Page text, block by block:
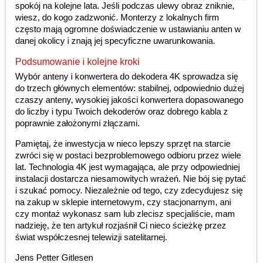
spokój na kolejne lata. Jeśli podczas ulewy obraz zniknie,
wiesz, do kogo zadzwonić. Monterzy z lokalnych firm
często mają ogromne doświadczenie w ustawianiu anten w
danej okolicy i znają jej specyficzne uwarunkowania.
Podsumowanie i kolejne kroki
Wybór anteny i konwertera do dekodera 4K sprowadza się
do trzech głównych elementów: stabilnej, odpowiednio dużej
czaszy anteny, wysokiej jakości konwertera dopasowanego
do liczby i typu Twoich dekoderów oraz dobrego kabla z
poprawnie założonymi złączami.
Pamiętaj, że inwestycja w nieco lepszy sprzęt na starcie
zwróci się w postaci bezproblemowego odbioru przez wiele
lat. Technologia 4K jest wymagająca, ale przy odpowiedniej
instalacji dostarcza niesamowitych wrażeń. Nie bój się pytać
i szukać pomocy. Niezależnie od tego, czy zdecydujesz się
na zakup w sklepie internetowym, czy stacjonarnym, ani
czy montaż wykonasz sam lub zlecisz specjaliście, mam
nadzieję, że ten artykuł rozjaśnił Ci nieco ścieżkę przez
świat współczesnej telewizji satelitarnej.
Jens Petter Gitlesen